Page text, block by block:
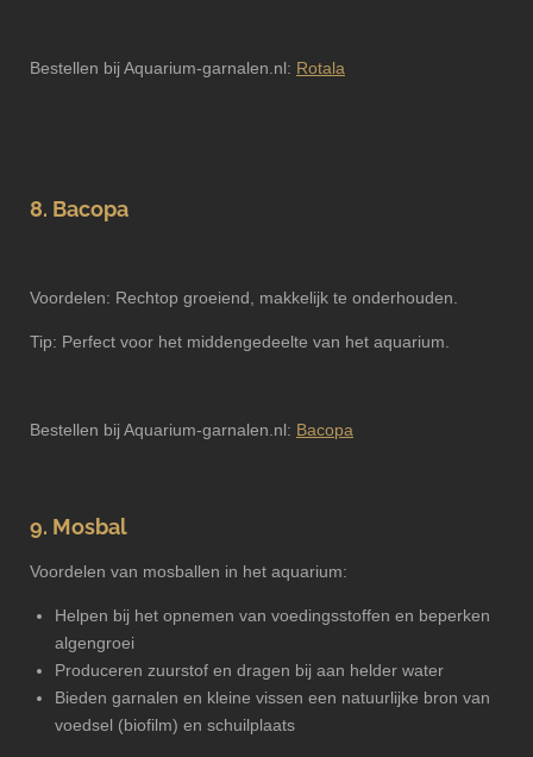
Bestellen bij Aquarium-garnalen.nl: Rotala
8. Bacopa
Voordelen: Rechtop groeiend, makkelijk te onderhouden.
Tip: Perfect voor het middengedeelte van het aquarium.
Bestellen bij Aquarium-garnalen.nl: Bacopa
9. Mosbal
Voordelen van mosballen in het aquarium:
Helpen bij het opnemen van voedingsstoffen en beperken
algengroei
Produceren zuurstof en dragen bij aan helder water
Bieden garnalen en kleine vissen een natuurlijke bron van
voedsel (biofilm) en schuilplaats